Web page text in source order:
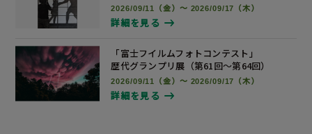
2026/09/11（金）～ 2026/09/17（木）
詳細を見る
「富士フイルムフォトコンテスト」
歴代グランプリ展 （第61回～第64回）
2026/09/11（金）～ 2026/09/17（木）
詳細を見る